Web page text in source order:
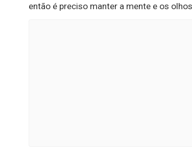
então é preciso manter a mente e os